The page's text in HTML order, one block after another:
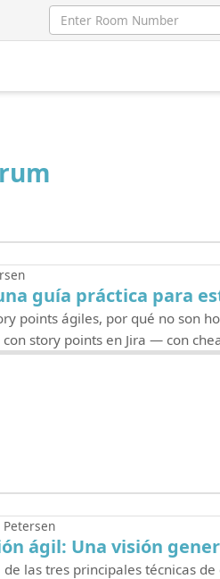
guía práctica para
points ágiles, por qué no son
story points en Jira — con
Petersen
ágil: Una visión
las tres principales técnicas